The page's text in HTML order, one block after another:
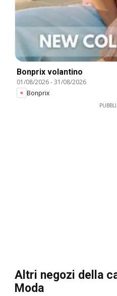
Bonprix volantino
01/08/2026-31/08/2026
Bonprix
Altri negozi della
Moda